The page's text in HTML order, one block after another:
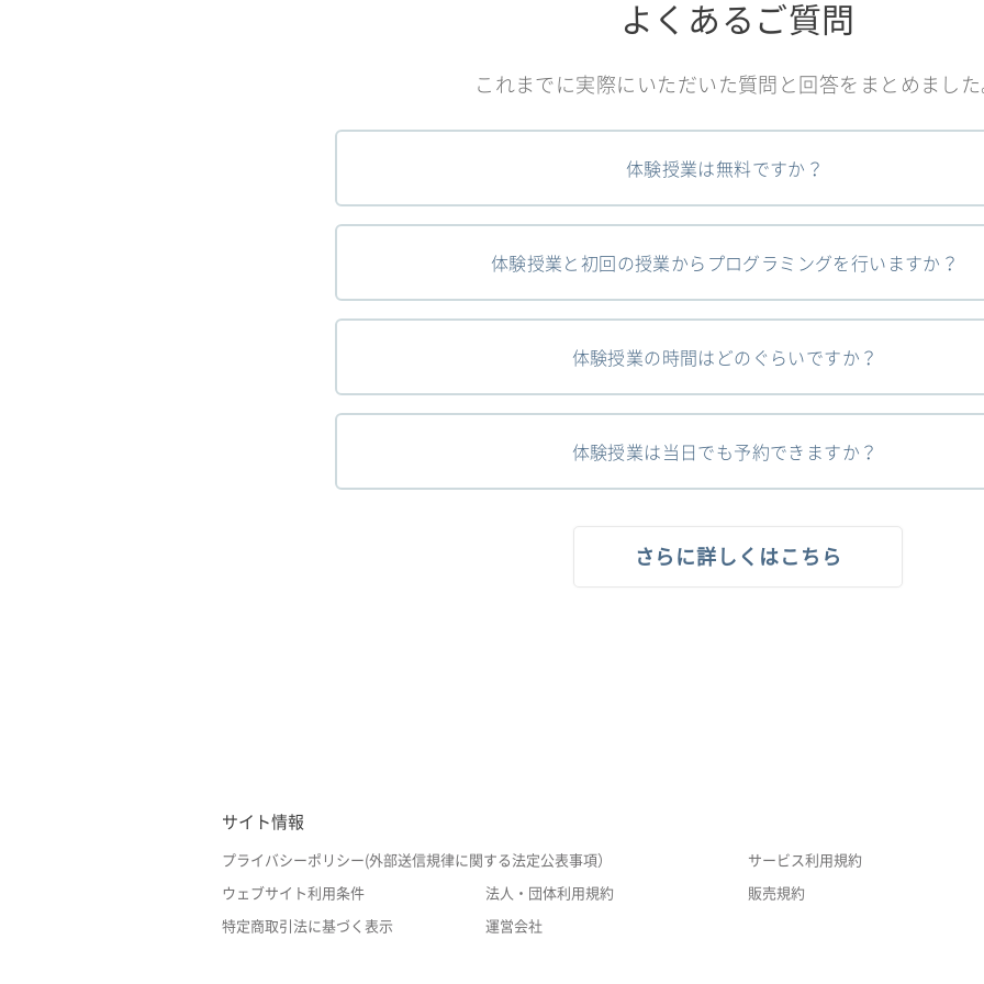
よくあるご質問
これまでに実際にいただいた質問と回答をまとめまし
体験授業は無料ですか？
体験授業と初回の授業からプログラミングを行いますか？
体験授業の時間はどのぐらいですか？
体験授業は当日でも予約できますか？
さらに詳しくはこちら
サイト情報
プライバシーポリシー(外部送信規律に関する法定公表事項） サービス利用規約
ウェブサイト利用条件 法人・団体利用規約 販売規約
特定商取引法に基づく表示 運営会社